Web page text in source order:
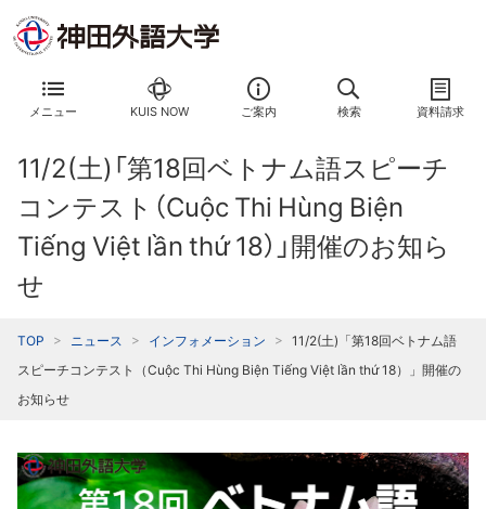
メニュー KUIS NOW ご案内 検索 資料請求
11/2(土)「第18回ベトナム語スピーチ
コンテスト（Cuộc Thi Hùng Biện
Tiếng Việt lần thứ 18）」開催のお知ら
せ
TOP ニュース インフォメーション
11/2(土)「第18回ベトナム語
スピーチコンテスト（Cuộc Thi Hùng Biện Tiếng Việt lần thứ 18）」開催の
お知らせ